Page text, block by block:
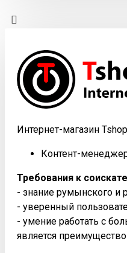
Интернет-магазин
Контент-
Требования к
- знание румынского и
- уверенный
- умение работать с
является